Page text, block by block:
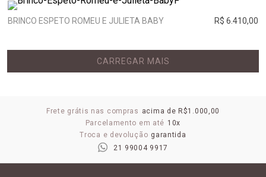
BRINCO ESPETO ROMEU E JULIETA BABY R$ 6.410,00
CARREGAR MAIS
Frete grátis nas compras acima de R$1.000,00
Parcelamento em até 10x
Troca e devolução garantida
21 99004 9917